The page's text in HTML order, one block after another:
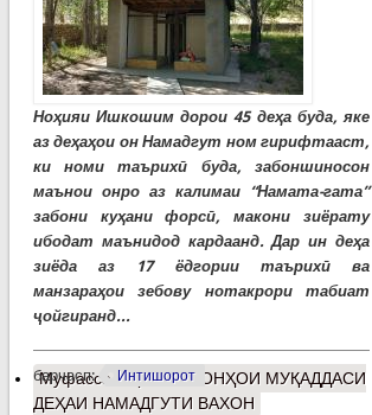
Ноҳияи Ишкошим дорои 45 деҳа буда, яке
аз деҳаҳои он Намадгут ном гирифтааст,
ки номи таърихӣ буда, забоншиносон
маънои онро аз калимаи “Намата-гата”
забони куҳани форсӣ, макони зиёрату
ибодат маънидод кардаанд. Дар ин деҳа
зиёда аз 17 ёдгории таърихӣ ва
манзараҳои зебову нотакрори табиат
ҷойгиранд...
барчасп: Интишорот
Муфассалтаро МАКОНҲОИ МУҚАДДАСИ
ДЕҲАИ НАМАДГУТИ ВАХОН